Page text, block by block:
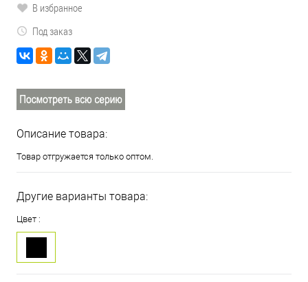
В избранное
Под заказ
Описание товара:
Товар отгружается только оптом.
Другие варианты товара:
Цвет :